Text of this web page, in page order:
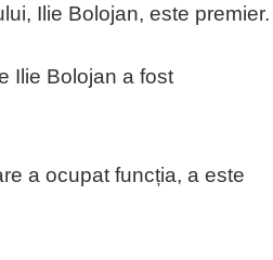
Ilie Bolojan, este premier.
Ilie Bolojan a fost
a ocupat funcția, a este